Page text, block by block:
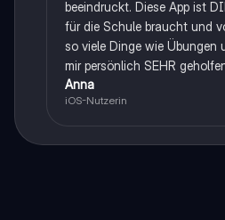
beeindruckt. Diese App ist
für die Schule braucht und
so viele Dinge wie Übungen
mir persönlich SEHR
Anna
iOS-Nutzerin